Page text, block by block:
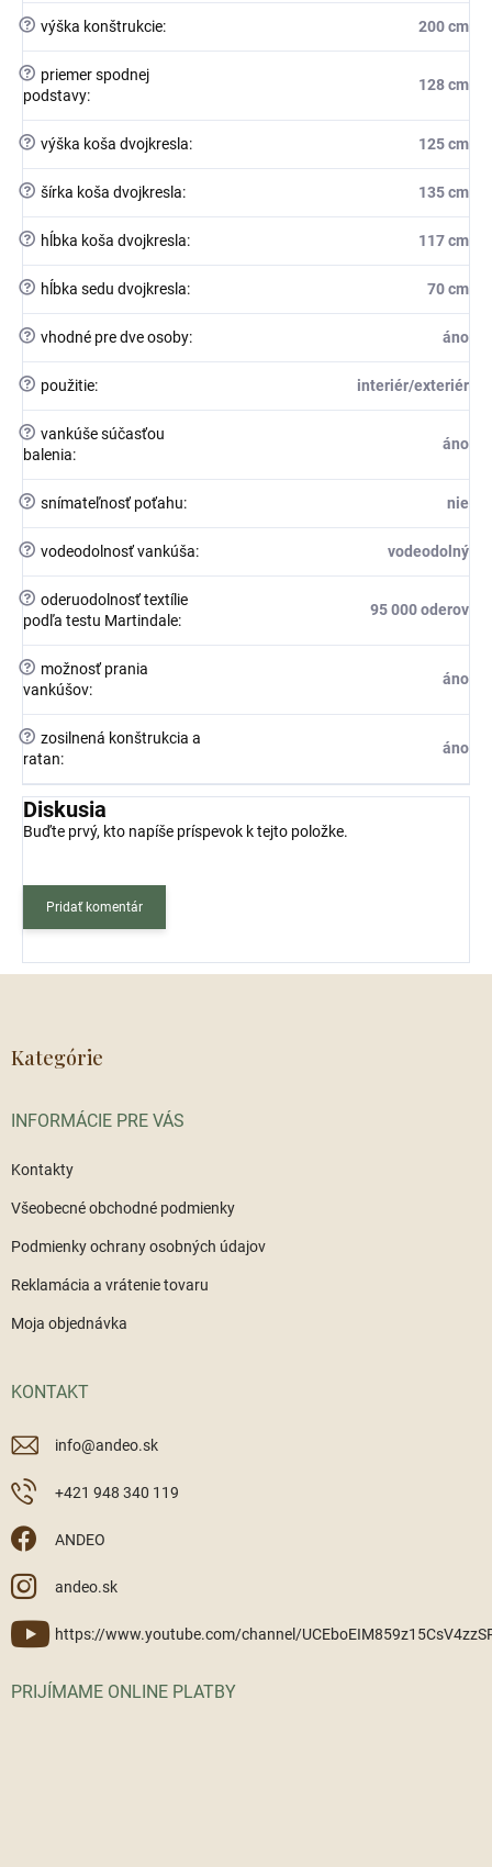
? výška konštrukcie: 200 cm
?
priemer spodnej
podstavy:
128 cm
? výška koša dvojkresla: 125 cm
? šírka koša dvojkresla: 135 cm
? hĺbka koša dvojkresla: 117 cm
? hĺbka sedu dvojkresla: 70 cm
? vhodné pre dve osoby: áno
? použitie: interiér/exteriér
? vankúše súčasťou
balenia:
áno
? snímateľnosť poťahu: nie
? vodeodolnosť vankúša: vodeodolný
? oderuodolnosť textílie
podľa testu Martindale:
95 000 oderov
?
možnosť prania
vankúšov:
áno
? zosilnená konštrukcia a
ratan:
áno
Diskusia
Buďte prvý, kto napíše príspevok k tejto položke.
Pridať komentár
Kategórie
INFORMÁCIE PRE VÁS
Kontakty
Všeobecné obchodné podmienky
Podmienky ochrany osobných údajov
Reklamácia a vrátenie tovaru
Moja objednávka
KONTAKT
info@andeo.sk
+421 948 340 119
ANDEO
andeo.sk
https://www.youtube.com/channel/
PRIJÍMAME ONLINE PLATBY